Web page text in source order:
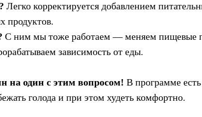
Легко корректируется добавлением
продуктов.
С ним мы тоже работаем — меняем пищевые
зависимость от еды.
на один с этим вопросом! В программе
голода и при этом худеть комфортно.